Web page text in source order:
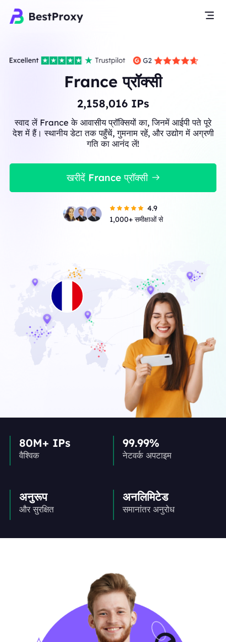
France प्रॉक्सी
2,158,016IPs
स्वाद लें France के आवासीय प्रॉक्सियों का, जिनमें आईपी पते पूरे
देश में हैं। स्थानीय डेटा तक पहुँचें, गुमनाम रहें, और उद्योग में अग्रणी
गति का आनंद लें!
खरीदें France प्रॉक्सी
4.9
1,000+ समीक्षाओं से
80M+ IPs
वैश्विक
99.99%
नेटवर्क अपटाइम
अनुरूप
और सुरक्षित
अनलिमिटेड
समानांतर अनुरोध